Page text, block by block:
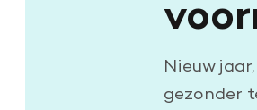
Doe een grote schenking
Nalaten aan de
Nieuw
gezonder